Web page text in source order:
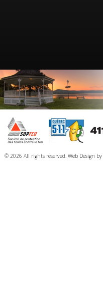
© 2026 All rights reserved. Web Design by